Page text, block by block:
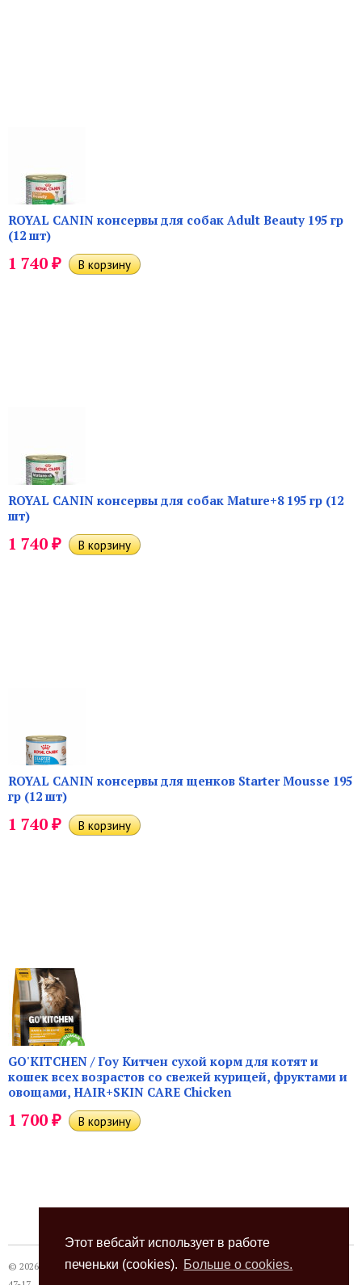
Этот вебсайт использует в работе
печеньки (cookies). Больше о cookies.
ROYAL CANIN консервы для собак Adult Beauty 195 гр
(12 шт)
1 740₽
ROYAL CANIN консервы для собак Mature+8 195 гр (12
шт)
1 740₽
ROYAL CANIN консервы для щенков Starter Mousse 195
гр (12 шт)
1 740₽
GO'KITCHEN / Гоу Китчен сухой корм для котят и
кошек всех возрастов со свежей курицей, фруктами и
овощами, HAIR+SKIN CARE Chicken
1 700₽
© 2026 Термокот, +7 (863) 24-28-999 +7 (989) 620-